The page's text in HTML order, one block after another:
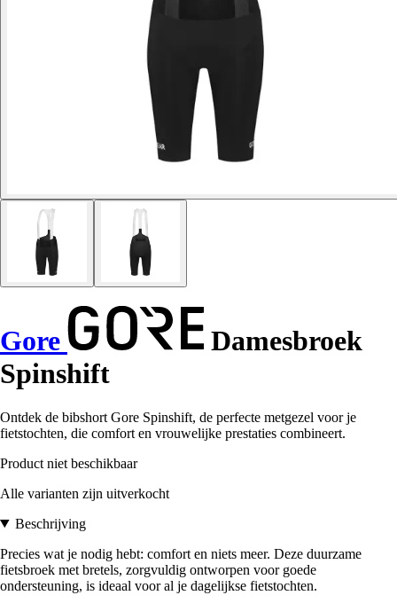
Gore
Damesbroek
Spinshift
Ontdek de bibshort Gore Spinshift, de perfecte metgezel voor je
fietstochten, die comfort en vrouwelijke prestaties combineert.
Product niet beschikbaar
Alle varianten zijn uitverkocht
Beschrijving
Precies wat je nodig hebt: comfort en niets meer. Deze duurzame
fietsbroek met bretels, zorgvuldig ontworpen voor goede
ondersteuning, is ideaal voor al je dagelijkse fietstochten.